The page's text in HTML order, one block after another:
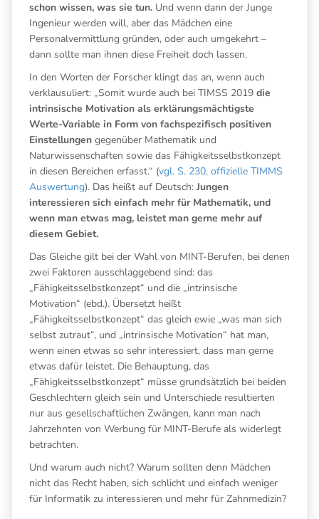
schon wissen, was sie tun. Und wenn dann der Junge
Ingenieur werden will, aber das Mädchen eine
Personalvermittlung gründen, oder auch umgekehrt –
dann sollte man ihnen diese Freiheit doch lassen.
In den Worten der Forscher klingt das an, wenn auch
verklausuliert: „Somit wurde auch bei TIMSS 2019 die
intrinsische Motivation als erklärungsmächtigste
Werte-Variable in Form von fachspezifisch positiven
Einstellungen gegenüber Mathematik und
Naturwissenschaften sowie das Fähigkeitsselbstkonzept
in diesen Bereichen erfasst.“ (vgl. S. 230, offizielle TIMMS
Auswertung). Das heißt auf Deutsch: Jungen
interessieren sich einfach mehr für Mathematik, und
wenn man etwas mag, leistet man gerne mehr auf
diesem Gebiet.
Das Gleiche gilt bei der Wahl von MINT-Berufen, bei denen
zwei Faktoren ausschlaggebend sind: das
„Fähigkeitsselbstkonzept“ und die „intrinsische
Motivation“ (ebd.). Übersetzt heißt
„Fähigkeitsselbstkonzept“ das gleich ewie „was man sich
selbst zutraut“, und „intrinsische Motivation“ hat man,
wenn einen etwas so sehr interessiert, dass man gerne
etwas dafür leistet. Die Behauptung, das
„Fähigkeitsselbstkonzept“ müsse grundsätzlich bei beiden
Geschlechtern gleich sein und Unterschiede resultierten
nur aus gesellschaftlichen Zwängen, kann man nach
Jahrzehnten von Werbung für MINT-Berufe als widerlegt
betrachten.
Und warum auch nicht? Warum sollten denn Mädchen
nicht das Recht haben, sich schlicht und einfach weniger
für Informatik zu interessieren und mehr für Zahnmedizin?